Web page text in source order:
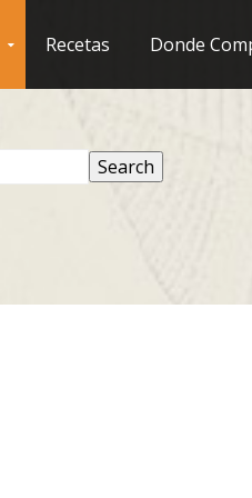
Recetas Donde